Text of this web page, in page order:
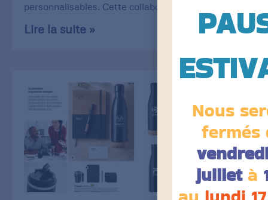
personnalisables. Cette collaboration
Lire la suite »
Nous
fermés
juilletà